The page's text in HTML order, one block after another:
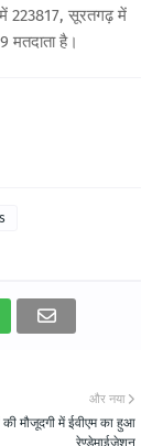
223817, सूरतगढ़ में
मतदाता है।
और नया
की मौजूदगी में ईवीएम का हुआ
रेण्डेमाईजेशन